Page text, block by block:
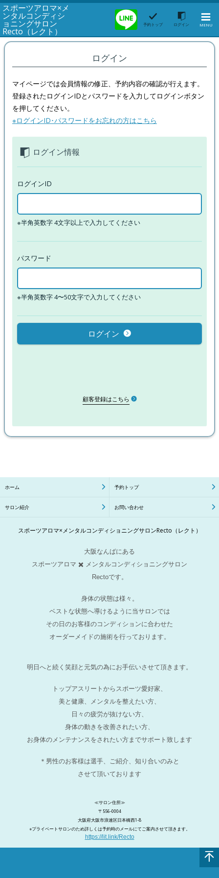
スポーツアロマ×メ
ンタルコンディシ
ョニングサロン
Recto（レクト）
予約トップ ログイン MENU
ログイン
マイページでは会員情報の修正、予約内容の確認が行えます。
登録されたログインIDとパスワードを入力してログインボタン
を押してください。
※ログインID･パスワードをお忘れの方はこちら
ログイン情報
ログインID
※半角英数字 4文字以上で入力してください
パスワード
※半角英数字 4〜50文字で入力してください
ログイン
顧客登録はこちら
ホーム 予約トップ
サロン紹介 お問い合わせ
スポーツアロマ×メンタルコンディショニングサロンRecto（レクト）
大阪なんばにある
スポーツアロマ ✖️ メンタルコンディショニングサロン
Rectoです。
身体の状態は様々。
ベストな状態へ導けるように当サロンでは
その日のお客様のコンディションに合わせた
オーダーメイドの施術を行っております。
明日へと続く笑顔と元気の為にお手伝いさせて頂きます。
トップアスリートからスポーツ愛好家、
美と健康、メンタルを整えたい方、
日々の疲労が抜けない方、
身体の動きを改善されたい方、
お身体のメンテナンスをされたい方までサポート致します
＊男性のお客様は選手、ご紹介、知り合いのみと
させて頂いております
≪サロン住所≫
〒556-0004
大阪府大阪市浪速区日本橋西1-8
※プライベートサロンのため詳しくは予約時のメールにてご案内させて頂きます。
https://lit.link/Recto